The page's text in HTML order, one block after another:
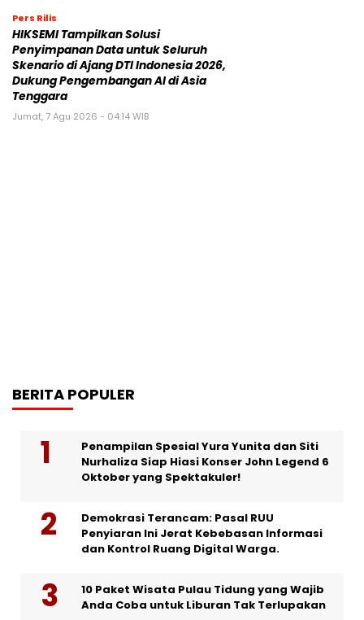
Pers Rilis
HIKSEMI Tampilkan Solusi
Penyimpanan Data untuk Seluruh
Skenario di Ajang DTI Indonesia 2026,
Dukung Pengembangan AI di Asia
Tenggara
Jumat, 7 Agu 2026 - 04:14 WIB
BERITA POPULER
Penampilan Spesial Yura Yunita dan Siti
Nurhaliza Siap Hiasi Konser John Legend 6
Oktober yang Spektakuler!
Demokrasi Terancam: Pasal RUU
Penyiaran Ini Jerat Kebebasan Informasi
dan Kontrol Ruang Digital Warga.
10 Paket Wisata Pulau Tidung yang Wajib
Anda Coba untuk Liburan Tak Terlupakan